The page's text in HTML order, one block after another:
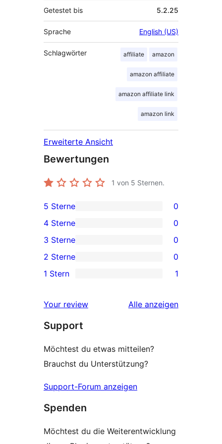
Getestet bis 5.2.25
Sprache English (US)
Schlagwörter affiliate amazon
amazon affiliate
amazon affiliate link
amazon link
Erweiterte Ansicht
Bewertungen
1 von 5 Sternen.
0 5-
Sterne-
Rezensionen
5 Sterne 0
0 4-
Sterne-
Rezensionen
4 Sterne 0
0 3-
Sterne-
Rezensionen
3 Sterne 0
0 2-
Sterne-
2 Sterne 0
1 1-
Rezension
1 Stern 1
Your review Alle Rezensionen
anzeigen
Support
Möchtest du etwas mitteilen?
Brauchst du Unterstützung?
Support-Forum anzeigen
Spenden
Möchtest du die Weiterentwicklung